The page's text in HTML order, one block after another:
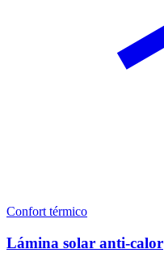
Confort térmico
Lámina solar anti-calor